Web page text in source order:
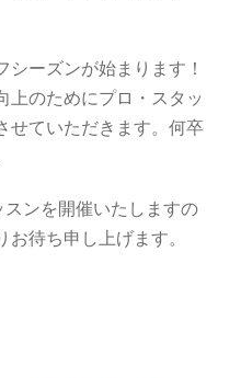
ーズンが始まります！
上のためにプロ・スタッ
せていただきます。何卒
ンを開催いたしますの
待ち申し上げます。